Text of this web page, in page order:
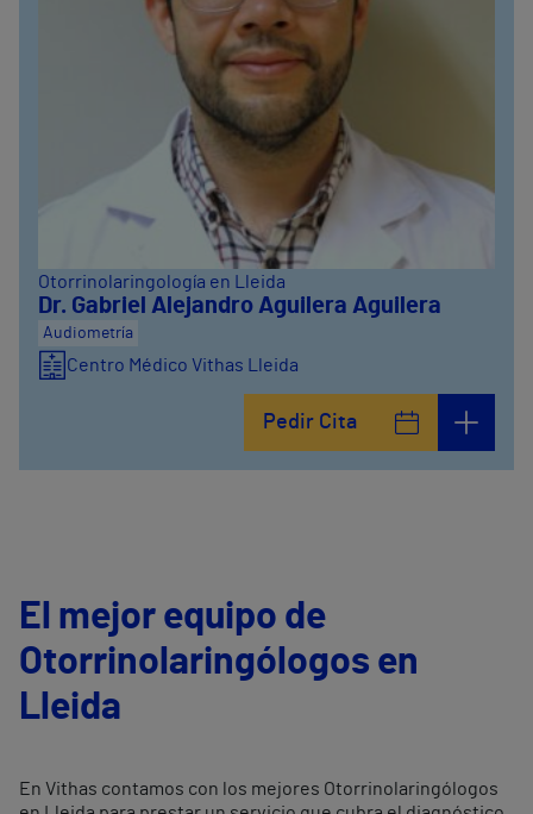
Otorrinolaringología en Lleida
Dr. Gabriel Alejandro Aguilera Aguilera
Audiometría
Centro Médico Vithas Lleida
Pedir Cita
El mejor equipo de
Otorrinolaringólogos en
Lleida
En Vithas contamos con los mejores Otorrinolaringólogos